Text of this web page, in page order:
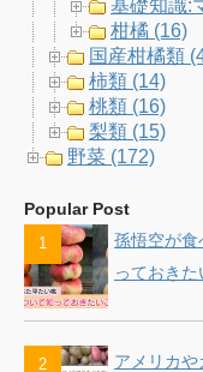
基礎知識:
柑橘 (16)
国産柑橘類
柿類 (14)
桃類 (16)
梨類 (15)
野菜 (172)
Popular Post
孫悟空が食
っておき
アメリカ